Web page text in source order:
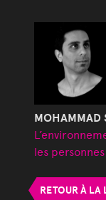
MOHAMMAD
les
RETOUR À LA